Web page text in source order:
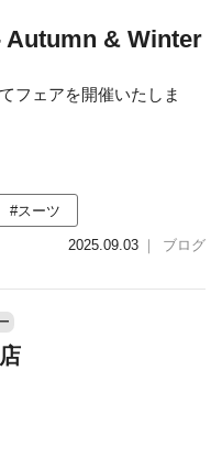
Autumn & Winter
フェアを開催いたしま
#スーツ
2025.09.03 ｜ ブログ